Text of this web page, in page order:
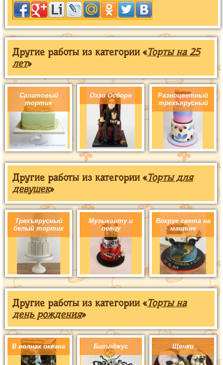
Другие работы из категории «Торты на 25
лет»
Салатовый
тортик
Оззи Осборн
Разноцветный
трехъярусный
Другие работы из категории «Торты для
девушек»
Трехъярусный
белый тортик
Музыканту и
певцу
Вокруг света на
машине
Другие работы из категории «Торты на
день рождения»
В волнах океана Битлджус Щенки